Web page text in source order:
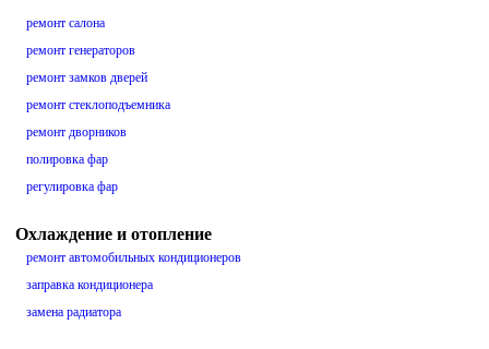
ремонт салона
ремонт генераторов
ремонт замков дверей
ремонт стеклоподъемника
ремонт дворников
полировка фар
регулировка фар
Охлаждение и отопление
ремонт автомобильных кондиционеров
заправка кондиционера
замена радиатора